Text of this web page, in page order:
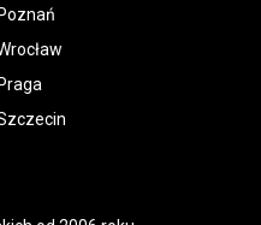
Poznań
Praga